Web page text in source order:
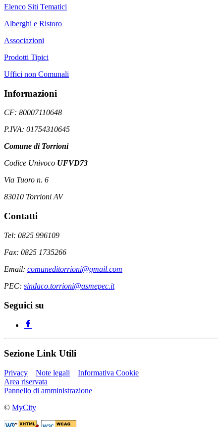
Elenco Siti Tematici
Alberghi e Ristoro
Associazioni
Prodotti Tipici
Uffici non Comunali
Informazioni
CF: 80007110648
P.IVA: 01754310645
Comune di Torrioni
Codice Univoco UFVD73
Via Tuoro n. 6
83010 Torrioni AV
Contatti
Tel: 0825 996109
Fax: 0825 1735266
Email: comuneditorrioni@gmail.com
PEC: sindaco.torrioni@asmepec.it
Seguici su
Sezione Link Utili
Privacy Note legali
Informativa Cookie
Area riservata
Pannello di amministrazione
© MyCity